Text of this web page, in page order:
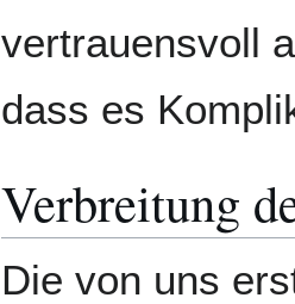
vertrauensvoll
dass es
Verbreitung
Die von uns